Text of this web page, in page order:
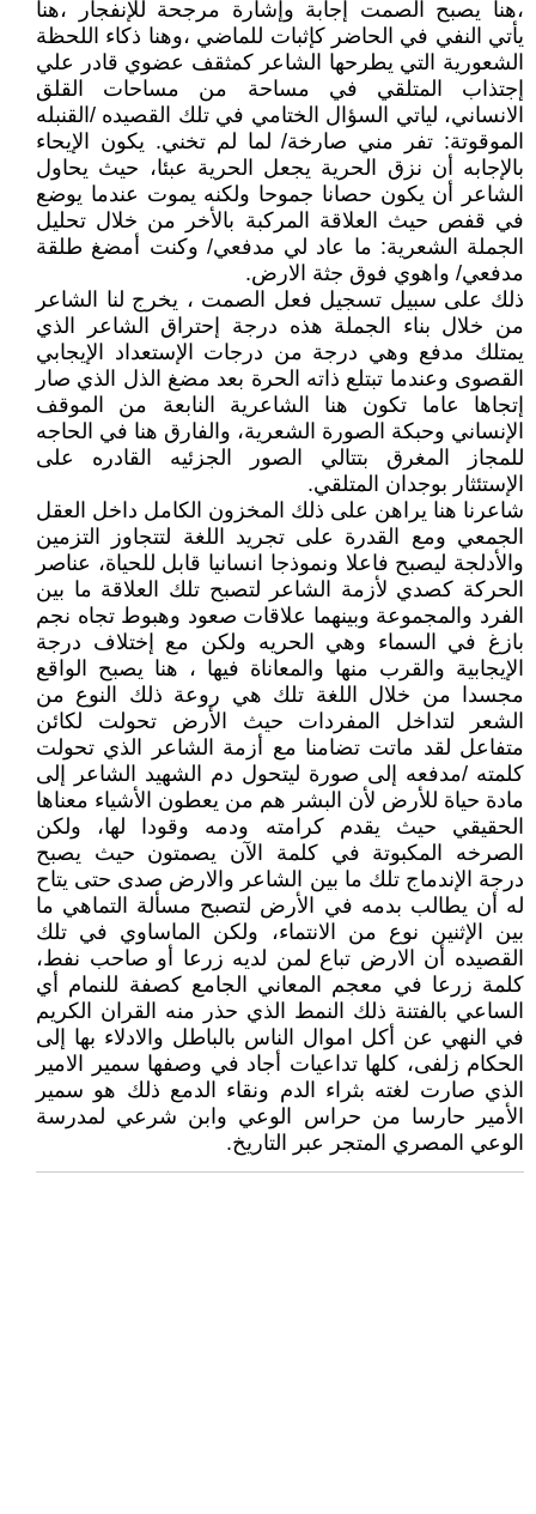
،هنا يصبح الصمت إجابة وإشارة مرجحة للإنفجار ،هنا
يأتي النفي في الحاضر كإثبات للماضي ،وهنا ذكاء اللحظة
الشعورية التي يطرحها الشاعر كمثقف عضوي قادر علي
إجتذاب المتلقي في مساحة من مساحات القلق
الانساني، لياتي السؤال الختامي في تلك القصيده /القنبله
الموقوتة: تفر مني صارخة/ لما لم تخني. يكون الإيحاء
بالإجابه أن نزق الحرية يجعل الحرية عبئا، حيث يحاول
الشاعر أن يكون حصانا جموحا ولكنه يموت عندما يوضع
في قفص حيث العلاقة المركبة بالأخر من خلال تحليل
الجملة الشعرية: ما عاد لي مدفعي/ وكنت أمضغ طلقة
مدفعي/ واهوي فوق جثة الارض.
ذلك على سبيل تسجيل فعل الصمت ، يخرج لنا الشاعر
من خلال بناء الجملة هذه درجة إحتراق الشاعر الذي
يمتلك مدفع وهي درجة من درجات الإستعداد الإيجابي
القصوى وعندما تبتلع ذاته الحرة بعد مضغ الذل الذي صار
إتجاها عاما تكون هنا الشاعرية النابعة من الموقف
الإنساني وحبكة الصورة الشعرية، والفارق هنا في الحاجه
للمجاز المغرق بتتالي الصور الجزئيه القادره على
الإستئثار بوجدان المتلقي.
شاعرنا هنا يراهن على ذلك المخزون الكامل داخل العقل
الجمعي ومع القدرة على تجريد اللغة لتتجاوز التزمين
والأدلجة ليصبح فاعلا ونموذجا انسانيا قابل للحياة، عناصر
الحركة كصدي لأزمة الشاعر لتصبح تلك العلاقة ما بين
الفرد والمجموعة وبينهما علاقات صعود وهبوط تجاه نجم
بازغ في السماء وهي الحريه ولكن مع إختلاف درجة
الإيجابية والقرب منها والمعاناة فيها ، هنا يصبح الواقع
مجسدا من خلال اللغة تلك هي روعة ذلك النوع من
الشعر لتداخل المفردات حيث الأرض تحولت لكائن
متفاعل لقد ماتت تضامنا مع أزمة الشاعر الذي تحولت
كلمته /مدفعه إلى صورة ليتحول دم الشهيد الشاعر إلى
مادة حياة للأرض لأن البشر هم من يعطون الأشياء معناها
الحقيقي حيث يقدم كرامته ودمه وقودا لها، ولكن
الصرخه المكبوتة في كلمة الآن يصمتون حيث يصبح
درجة الإندماج تلك ما بين الشاعر والارض صدى حتى يتاح
له أن يطالب بدمه في الأرض لتصبح مسألة التماهي ما
بين الإثنين نوع من الانتماء، ولكن الماساوي في تلك
القصيده أن الارض تباع لمن لديه زرعا أو صاحب نفط،
كلمة زرعا في معجم المعاني الجامع كصفة للنمام أي
الساعي بالفتنة ذلك النمط الذي حذر منه القران الكريم
في النهي عن أكل اموال الناس بالباطل والادلاء بها إلى
الحكام زلفى، كلها تداعيات أجاد في وصفها سمير الامير
الذي صارت لغته بثراء الدم ونقاء الدمع ذلك هو سمير
الأمير حارسا من حراس الوعي وابن شرعي لمدرسة
الوعي المصري المتجر عبر التاريخ.